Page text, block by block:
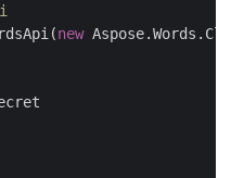
new